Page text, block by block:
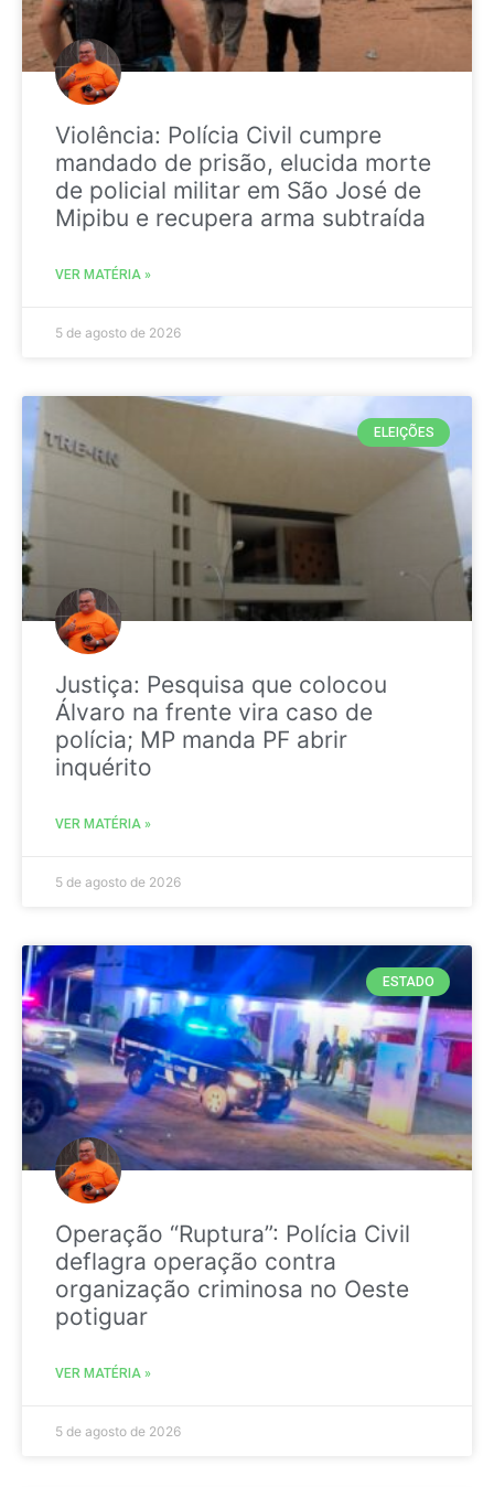
Violência: Polícia Civil cumpre
mandado de prisão, elucida morte
de policial militar em São José de
Mipibu e recupera arma subtraída
VER MATÉRIA »
5 de agosto de 2026
ELEIÇÕES
Justiça: Pesquisa que colocou
Álvaro na frente vira caso de
polícia; MP manda PF abrir
inquérito
VER MATÉRIA »
5 de agosto de 2026
ESTADO
Operação “Ruptura”: Polícia Civil
deflagra operação contra
organização criminosa no Oeste
potiguar
VER MATÉRIA »
5 de agosto de 2026